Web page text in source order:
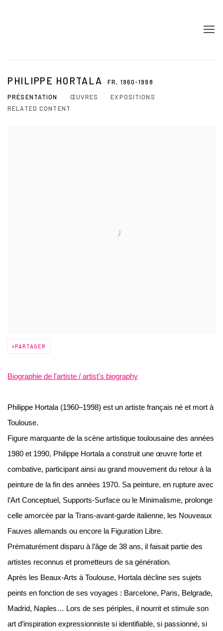
PHILIPPE HORTALA FR, 1960-1998
PRÉSENTATION
ŒUVRES
EXPOSITIONS
RELATED CONTENT
PARTAGER
Biographie de l'artiste / artist's biography
Philippe Hortala (1960–1998) est un artiste français né et mort à
Toulouse.
Figure marquante de la scène artistique toulousaine des années
1980 et 1990, Philippe Hortala a construit une œuvre forte et
combative, participant ainsi au grand mouvement du retour à la
peinture de la fin des années 1970. Sa peinture, en rupture avec
l’Art Conceptuel, Supports-Surface ou le Minimalisme, prolonge
celle amorcée par la Trans-avant-garde italienne, les Nouveaux
Fauves allemands ou encore la Figuration Libre.
Prématurément disparu à l’âge de 38 ans, il faisait partie des
artistes reconnus et prometteurs de sa génération.
Après les Beaux-Arts à Toulouse, Hortala décline ses sujets
peints en fonction de ses voyages : Barcelone, Paris, Belgrade,
Madrid, Naples… Lors de ses périples, il nourrit et stimule son
art d’inspiration expressionniste si identifiable, si passionné, si